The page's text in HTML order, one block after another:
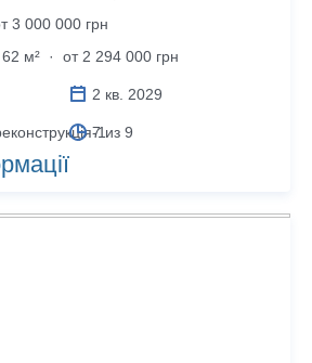
3 000 000 грн
62 м² · от 2 294 000 грн
2 кв. 2029
1
7 из 9